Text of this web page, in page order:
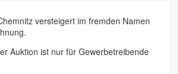
versteigert im fremden Namen
Auktion ist nur für Gewerbetreibende